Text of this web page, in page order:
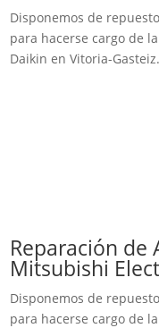
Disponemos de
para hacerse cargo de
Daikin en Vitoria-Gasteiz.
Reparación de
Mitsubishi
Disponemos de
para hacerse cargo de